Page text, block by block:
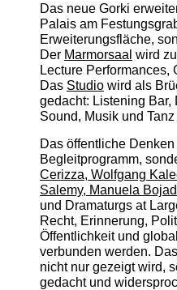
Das neue Gorki
Palais am
Erweiterungsfläche,
Der Marmorsaal wird
Lecture Performances,
Das Studiowird als
gedacht: Listening
Sound, Musik und
Das öffentliche
Begleitprogramm,
Cerizza, Wolfgang
Salemy, Manuela
und Dramaturgs at
Recht, Erinnerung,
Öffentlichkeit und
verbunden werden.
nicht nur gezeigt wird,
gedacht und